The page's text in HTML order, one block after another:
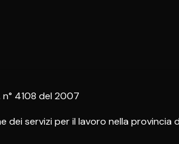
4108 del 2007
dei servizi per il lavoro nella provincia